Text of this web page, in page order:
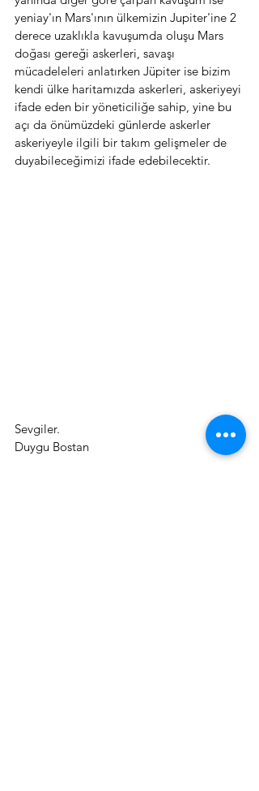
yeniay'ın Mars'ının ülkemizin Jupiter'ine 2
derece uzaklıkla kavuşumda oluşu Mars
doğası gereği askerleri, savaşı
mücadeleleri anlatırken Jüpiter ise bizim
kendi ülke haritamızda askerleri, askeriyeyi
ifade eden bir yöneticiliğe sahip, yine bu
açı da önümüzdeki günlerde askerler
askeriyeyle ilgili bir takım gelişmeler de
duyabileceğimizi ifade edebilecektir.
Sevgiler.
Duygu Bostan